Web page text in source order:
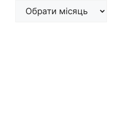
Архіви